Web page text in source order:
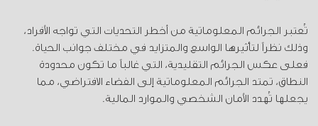
تُعتبر الجرائم المعلوماتية من أخطر التحديات التي تواجه الأفراد،
وذلك نظراً لتأثيرها الواسع والمتزايد في مختلف جوانب الحياة.
فعلى عكس الجرائم التقليدية، التي غالباً ما تكون محدودة
النطاق، تمتد الجرائم المعلوماتية إلى الفضاء الافتراضي، مما
يجعلها تُهدد الأمان الشخصي والموارد المالية.